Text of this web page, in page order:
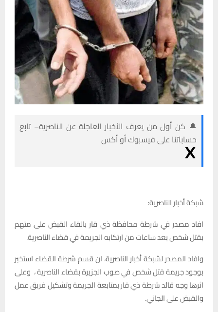
🔔 كن أول من يعرف الأخبار العاجلة عن الناصرية– تابع
حساباتنا على فيسبوك أو أكس
شبكة أخبار الناصرية:
افاد مصدر في شرطة محافظة ذي قار بالقاء القبض على متهم
بقتل شخص بعد ساعات من ارتكابه الجريمة في قضاء الناصرية.
وافاد المصدر لشبكة أخبار الناصرية، ان قسم شرطة القضاء استخبر
بوجود جريمة قتل شخص في صوب الجزيرة بقضاء الناصرية ، وعلى
اثرها وجه قائد شرطة ذي قار بمتابعة الجريمة وتشكيل فريق عمل
والقبض على الجاني.